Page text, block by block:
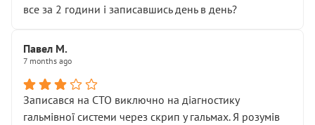
все за 2 години і записавшись день в день?
Павел М.
7 months ago
Записався на СТО виключно на діагностику
гальмівної системи через скрип у гальмах. Я розумів